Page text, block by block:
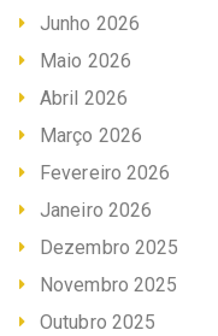
Junho 2026
Maio 2026
Abril 2026
Março 2026
Fevereiro 2026
Janeiro 2026
Dezembro 2025
Novembro 2025
Outubro 2025